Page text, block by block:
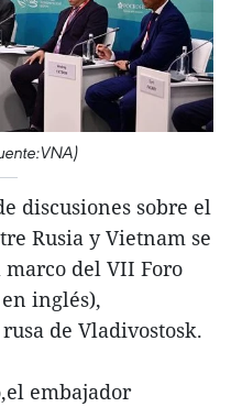
discusiones sobre el
Rusia y Vietnam se
del VII Foro
inglés),
de Vladivostosk.
embajador